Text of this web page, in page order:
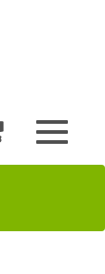
Toggle